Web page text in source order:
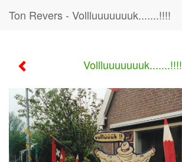
Ton Revers - Vollluuuuuuuk.......!!!!
Vollluuuuuuuk.......!!!!